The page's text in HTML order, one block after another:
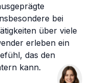
bei
über viele
erleben ein
das den
kann.